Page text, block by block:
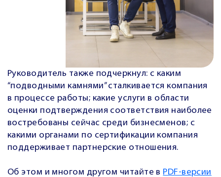
Руководитель также подчеркнул: с каким
“подводными камнями” сталкивается компания
в процессе работы; какие услуги в области
оценки подтверждения соответствия наиболее
востребованы сейчас среди бизнесменов; с
какими органами по сертификации компания
поддерживает партнерские отношения.
Об этом и многом другом читайте в PDF-версии